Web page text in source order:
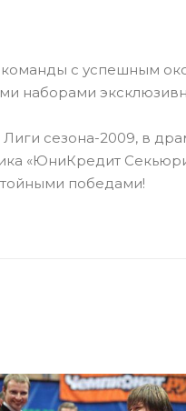
с успешным
наборами
Лиги сезона-2009, в
«ЮниКредит
победами!